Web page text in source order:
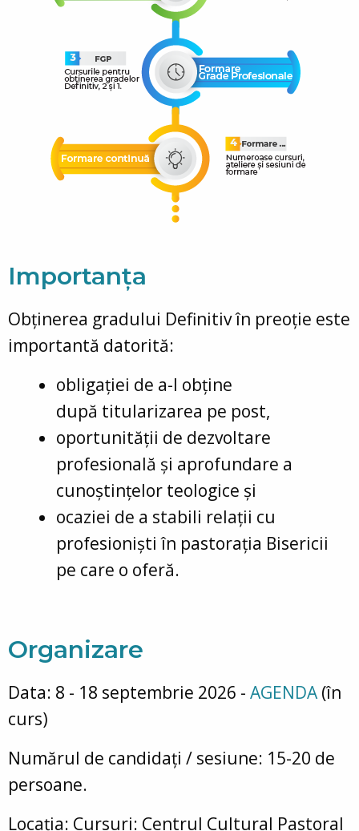
Importanța
Obținerea gradului Definitiv în preoție este
importantă datorită:
obligației de a-l obține
după titularizarea pe post,
oportunității de dezvoltare
profesională și aprofundare a
cunoștințelor teologice și
ocaziei de a stabili relații cu
profesioniști în pastorația Bisericii
pe care o oferă.
Organizare
Data: 8 - 18 septembrie 2026 - AGENDA (în
curs)
Numărul de candidați / sesiune: 15-20 de
persoane.
Locația: Cursuri: Centrul Cultural Pastoral